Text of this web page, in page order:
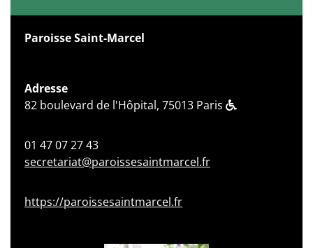
Paroisse Saint-Marcel
Adresse
82 boulevard de l'Hôpital, 75013 Paris
01 47 07 27 43
secretariat@paroissesaintmarcel.fr
https://paroissesaintmarcel.fr